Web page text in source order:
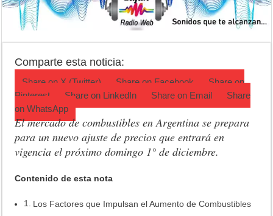
Luján volvió al Campeonato Provincial de bochas
Torres se prepara para una nueva fiesta gastronómica
Comparte esta noticia:
Share on X (Twitter) Share on Facebook
Share on
Pinterest
Share on LinkedIn Share on Email
Share
onWhatsApp
El mercado de combustibles en Argentina se prepara
para un nuevo ajuste de precios que entrará en
vigencia el próximo domingo 1° de diciembre.
Contenido de esta nota
Los Factores que Impulsan el Aumento de Combustibles